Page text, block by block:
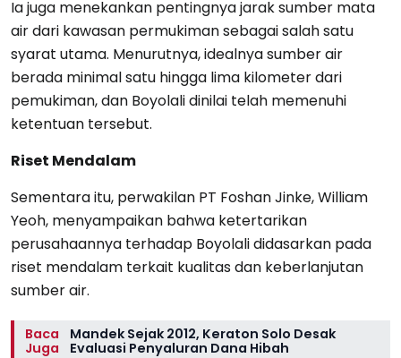
Ia juga menekankan pentingnya jarak sumber mata
air dari kawasan permukiman sebagai salah satu
syarat utama. Menurutnya, idealnya sumber air
berada minimal satu hingga lima kilometer dari
pemukiman, dan Boyolali dinilai telah memenuhi
ketentuan tersebut.
Riset Mendalam
Sementara itu, perwakilan PT Foshan Jinke, William
Yeoh, menyampaikan bahwa ketertarikan
perusahaannya terhadap Boyolali didasarkan pada
riset mendalam terkait kualitas dan keberlanjutan
sumber air.
Baca
Juga
Mandek Sejak 2012, Keraton Solo Desak
Evaluasi Penyaluran Dana Hibah